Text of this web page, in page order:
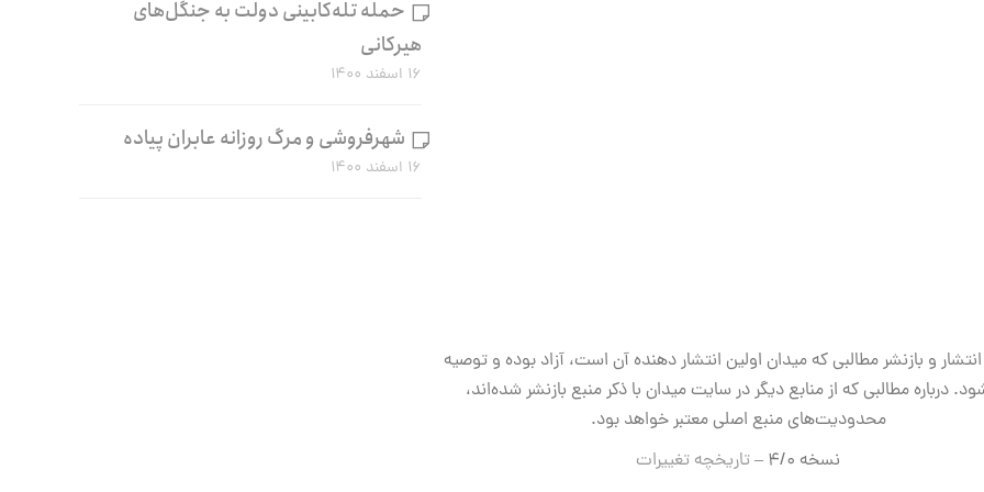
حمله تله‌کابینی دولت به جنگل‌های
هیرکانی
۱۶ اسفند ۱۴۰۰
شهرفروشی و مرگ روزانه عابران پیاده
۱۶ اسفند ۱۴۰۰
و بازنشر مطالبی که میدان اولین انتشار دهنده آن است، آزاد بوده و توصیه
درباره مطالبی که از منابع دیگر در سایت میدان با ذکر منبع بازنشر شده‌اند،
محدودیت‌های منبع اصلی معتبر خواهد بود.
نسخه ۴/۰ –
تاریخچه تغییرات